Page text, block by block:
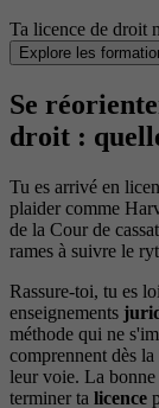
Ta licence de droit
Explore les
Se
droit :
Tu es arrivé en
plaider comme
de la Cour de
rames à suivre le
Rassure-toi, tu es
enseignements
méthode qui ne
comprennent dès
leur voie. La bonne
terminer ta licence